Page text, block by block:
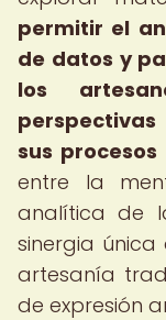
permitir el
de datos y
los
sus
entre la
analítica de
sinergia
artesanía
de expresión